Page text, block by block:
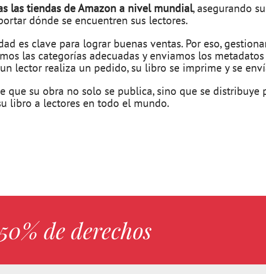
las tiendas de Amazon a nivel mundial, asegurando
dónde se encuentren sus lectores.
es clave para lograr buenas ventas. Por eso,
las categorías adecuadas y enviamos los
lector realiza un pedido, su libro se imprime y se
que su obra no solo se publica, sino que se
libro a lectores en todo el mundo.
de derechos